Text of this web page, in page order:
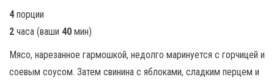
4 порции
2 часа (ваши 40 мин)
Мясо, нарезанное гармошкой, недолго маринуется с горчицей и
соевым соусом. Затем свинина с яблоками, сладким перцем и